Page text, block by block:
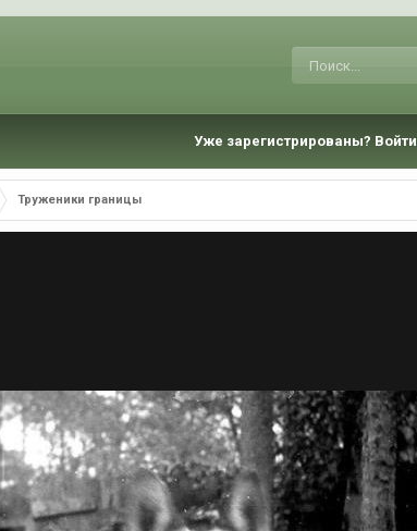
Уже зарегистрированы? Войти
Труженики границы